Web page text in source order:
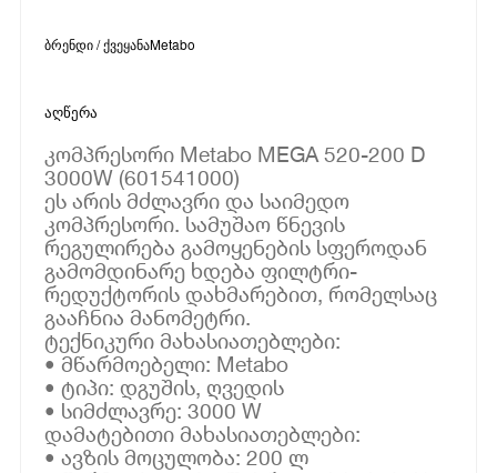
ბრენდი / ქვეყანაMetabo
აღწერა
კომპრესორი Metabo MEGA 520-200 D
3000W (601541000)
ეს არის მძლავრი და საიმედო
კომპრესორი. სამუშაო წნევის
რეგულირება გამოყენების სფეროდან
გამომდინარე ხდება ფილტრი-
რედუქტორის დახმარებით, რომელსაც
გააჩნია მანომეტრი.
ტექნიკური მახასიათებლები:
• მწარმოებელი: Metabo
• ტიპი: დგუშის, ღვედის
• სიმძლავრე: 3000 W
დამატებითი მახასიათებლები:
• ავზის მოცულობა: 200 ლ